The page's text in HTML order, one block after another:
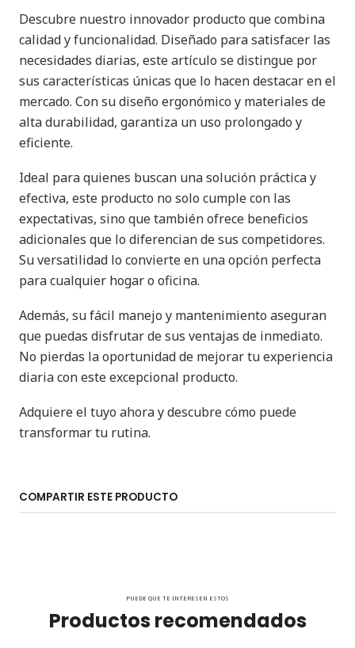
Descubre nuestro innovador producto que combina
calidad y funcionalidad. Diseñado para satisfacer las
necesidades diarias, este artículo se distingue por
sus características únicas que lo hacen destacar en el
mercado. Con su diseño ergonómico y materiales de
alta durabilidad, garantiza un uso prolongado y
eficiente.
Ideal para quienes buscan una solución práctica y
efectiva, este producto no solo cumple con las
expectativas, sino que también ofrece beneficios
adicionales que lo diferencian de sus competidores.
Su versatilidad lo convierte en una opción perfecta
para cualquier hogar o oficina.
Además, su fácil manejo y mantenimiento aseguran
que puedas disfrutar de sus ventajas de inmediato.
No pierdas la oportunidad de mejorar tu experiencia
diaria con este excepcional producto.
Adquiere el tuyo ahora y descubre cómo puede
transformar tu rutina.
COMPARTIR ESTE PRODUCTO
PUEDE QUE TE INTERESEN ESTOS
Productos recomendados